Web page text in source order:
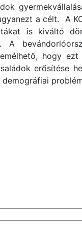
a célt. A
is kiváltó
A
hogy
erősítése
demográfiai